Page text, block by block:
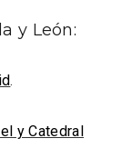
y León:
.
y Catedral
en el